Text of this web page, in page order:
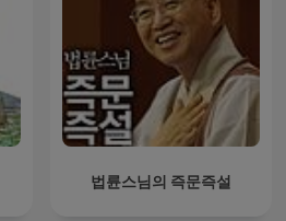
법륜스님의 즉문즉설